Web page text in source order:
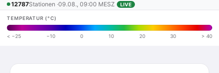
12787Stationen ·09.08., 09:00 MESZ LIVE
TEMPERATUR (°C)
< −25 −10 0 10 20 30 > 40